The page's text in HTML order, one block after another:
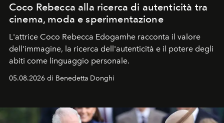
Coco Rebecca alla ricerca di autenticità tra
cinema, moda e sperimentazione
L'attrice Coco Rebecca Edogamhe racconta il valore
dell'immagine, la ricerca dell'autenticità e il potere degli
abiti come linguaggio personale.
05.08.2026 di Benedetta Donghi